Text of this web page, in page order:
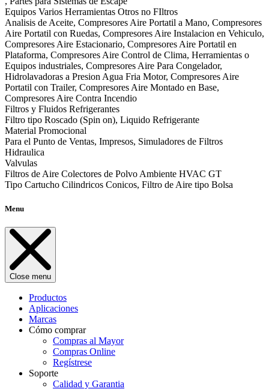
Equipos Varios Herramientas Otros no FIltros
Analisis de Aceite, Compresores Aire Portatil a Mano, Compresores
Aire Portatil con Ruedas, Compresores Aire Instalacion en Vehiculo,
Compresores Aire Estacionario, Compresores Aire Portatil en
Plataforma, Compresores Aire Control de Clima, Herramientas o
Equipos industriales, Compresores Aire Para Congelador,
Hidrolavadoras a Presion Agua Fria Motor, Compresores Aire
Portatil con Trailer, Compresores Aire Montado en Base,
Compresores Aire Contra Incendio
Filtros y Fluidos Refrigerantes
Filtro tipo Roscado (Spin on), Liquido Refrigerante
Material Promocional
Para el Punto de Ventas, Impresos, Simuladores de Filtros
Hidraulica
Valvulas
Filtros de Aire Colectores de Polvo Ambiente HVAC GT
Tipo Cartucho Cilindricos Conicos, Filtro de Aire tipo Bolsa
Menu
Close menu
Productos
Aplicaciones
Marcas
Cómo comprar
Compras al Mayor
Compras Online
Regístrese
Soporte
Calidad y Garantia